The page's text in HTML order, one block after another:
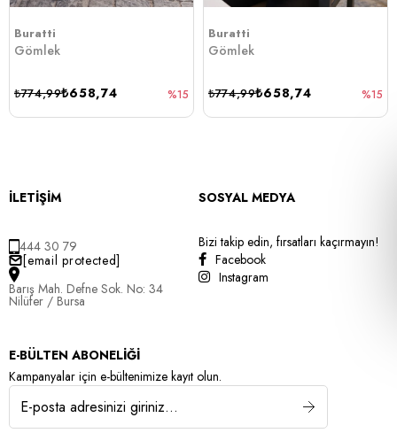
Buratti
Gömlek
₺658,74
₺774,99 %15
Buratti
Gömlek
₺658,74
₺774,99 %15
İLETİŞİM
444 30 79
[email protected]
Barış Mah. Defne Sok. No: 34
Nilüfer / Bursa
SOSYAL MEDYA
Bizi takip edin, fırsatları kaçırmayın!
Facebook
Instagram
E-BÜLTEN ABONELİĞİ
Kampanyalar için e-bültenimize kayıt olun.